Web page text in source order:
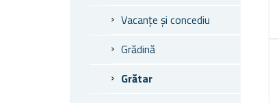
Vacanțe și concediu
Grădină
Grătar